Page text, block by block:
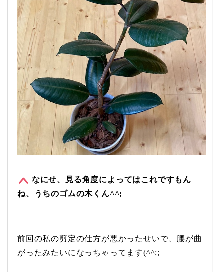
なにせ、見る角度によってはこれですもん
ね、うちのゴムの木くん^^;
前回の私の剪定の仕方が悪かったせいで、腰が曲
がったみたいになっちゃってます(^^;;